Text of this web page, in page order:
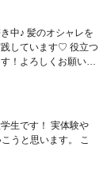
中♪ 髪のオシャレを
しています♡ 役立つ
！よろしくお願いし
生です！ 実体験や
うと思います。 こ